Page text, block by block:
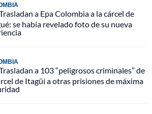
a Epa Colombia a la cárcel de
se había revelado foto de su nueva
a 103 “peligrosos criminales” de
de Itagüí a otras prisiones de máxima